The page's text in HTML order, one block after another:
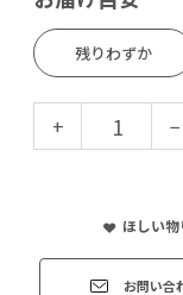
残りわずか
+ −
ほしい
お問い合